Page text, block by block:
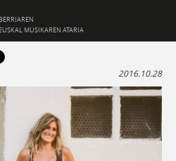
BERRIAREN
EUSKAL MUSIKAREN ATARIA
2016.10.28